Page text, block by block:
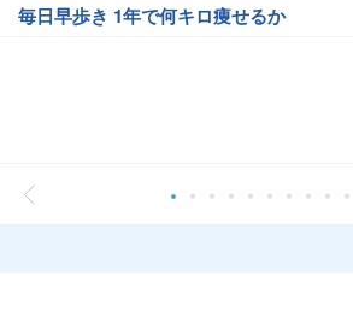
毎日早歩き 1年で何キロ痩せるか